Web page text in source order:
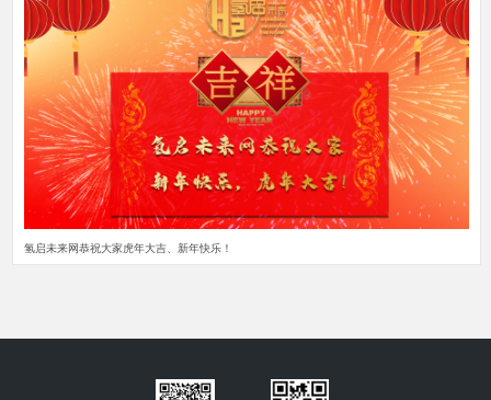
氢启未来网恭祝大家虎年大吉、新年快乐！